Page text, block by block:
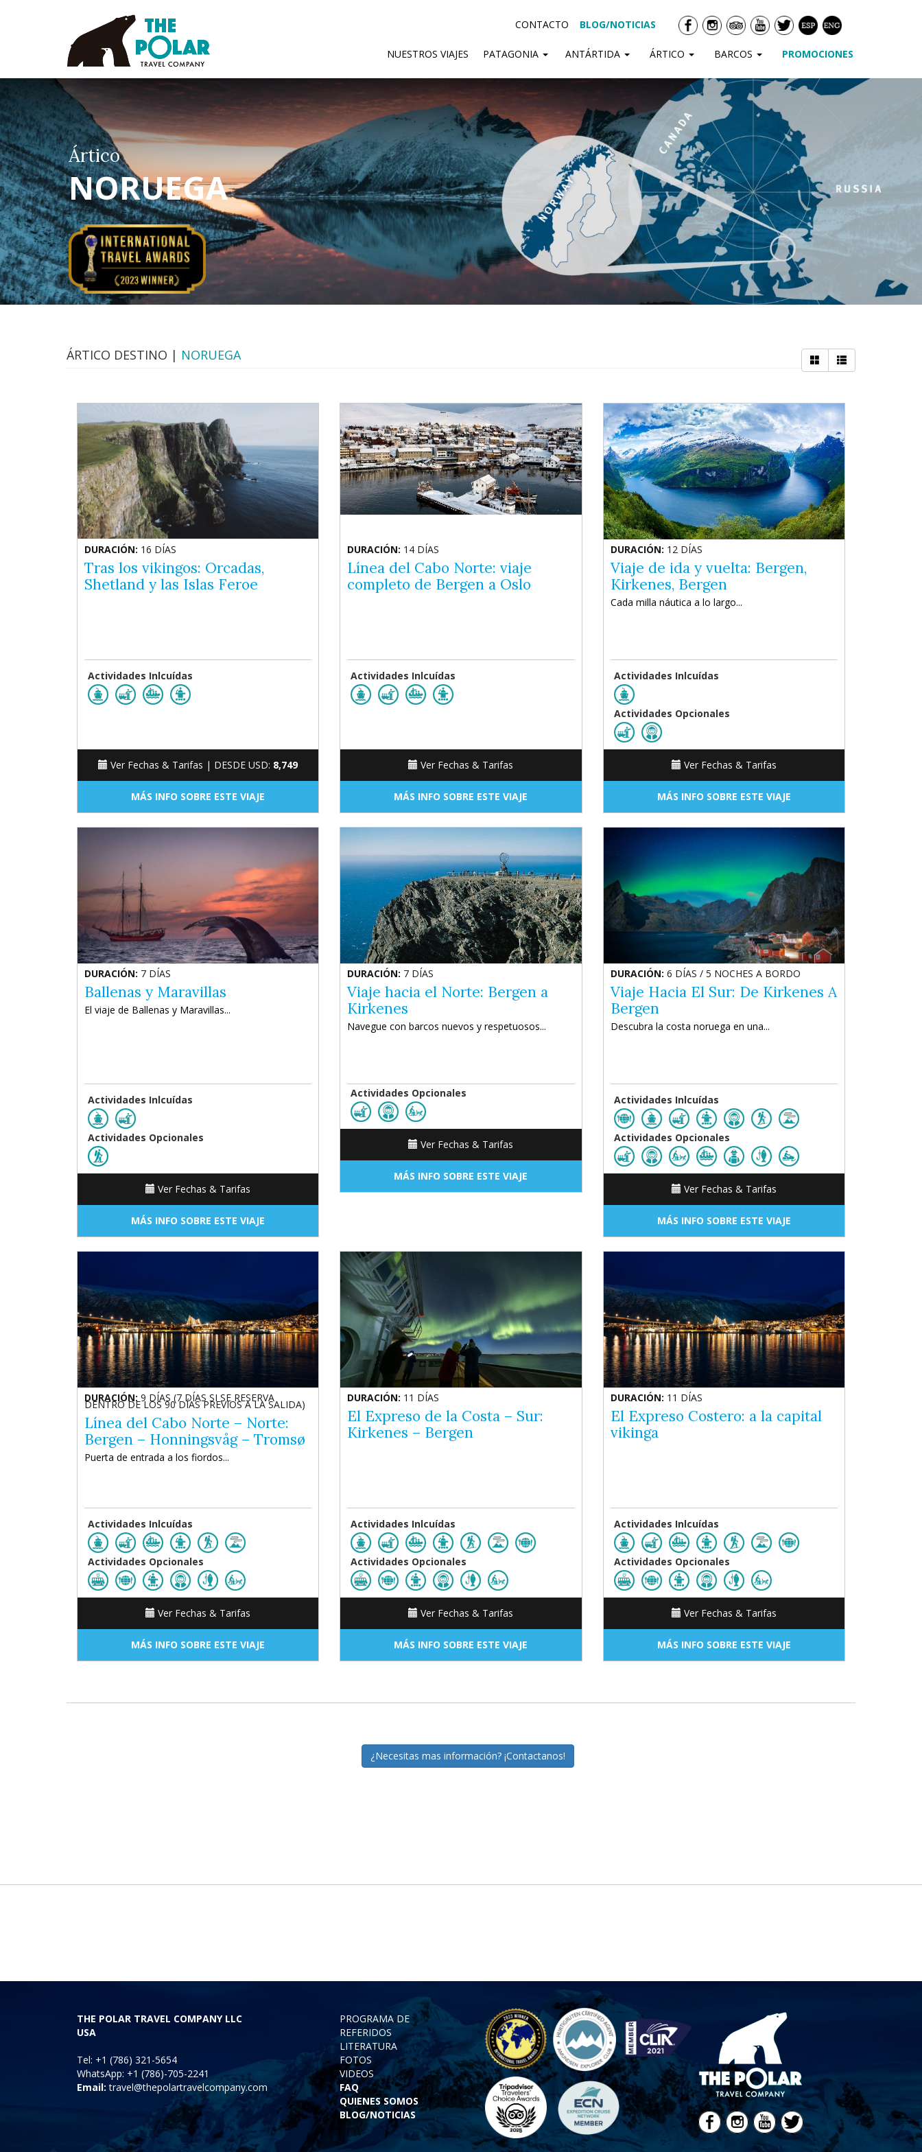
CONTACTO BLOG/NOTICIAS
NUESTROS VIAJES PATAGONIA ANTÁRTIDA ÁRTICO BARCOS PROMOCIONES
Ártico
NORUEGA
ÁRTICO DESTINO | NORUEGA
DURACIÓN: 16 DÍAS
Tras los vikingos: Orcadas,
Shetland y las Islas Feroe
Actividades Inlcuídas
Ver Fechas & Tarifas | DESDE USD: 8,749
MÁS INFO SOBRE ESTE VIAJE
DURACIÓN: 14 DÍAS
Línea del Cabo Norte: viaje
completo de Bergen a Oslo
Actividades Inlcuídas
Ver Fechas & Tarifas
MÁS INFO SOBRE ESTE VIAJE
DURACIÓN: 12 DÍAS
Viaje de ida y vuelta: Bergen,
Kirkenes, Bergen
Cada milla náutica a lo largo...
Actividades Inlcuídas
Actividades Opcionales
Ver Fechas & Tarifas
MÁS INFO SOBRE ESTE VIAJE
DURACIÓN: 7 DÍAS
Ballenas y Maravillas
El viaje de Ballenas y Maravillas...
Actividades Inlcuídas
Actividades Opcionales
Ver Fechas & Tarifas
MÁS INFO SOBRE ESTE VIAJE
DURACIÓN: 7 DÍAS
Viaje hacia el Norte: Bergen a
Kirkenes
Navegue con barcos nuevos y respetuosos...
Actividades Opcionales
Ver Fechas & Tarifas
MÁS INFO SOBRE ESTE VIAJE
DURACIÓN: 6 DÍAS / 5 NOCHES A BORDO
Viaje Hacia El Sur: De Kirkenes A
Bergen
Descubra la costa noruega en una...
Actividades Inlcuídas
Actividades Opcionales
Ver Fechas & Tarifas
MÁS INFO SOBRE ESTE VIAJE
DURACIÓN: 9 DÍAS (7 DÍAS SI SE RESERVA
DENTRO DE LOS 90 DÍAS PREVIOS A LA SALIDA)
Línea del Cabo Norte – Norte:
Bergen – Honningsvåg – Tromsø
Puerta de entrada a los fiordos...
Actividades Inlcuídas
Actividades Opcionales
Ver Fechas & Tarifas
MÁS INFO SOBRE ESTE VIAJE
DURACIÓN: 11 DÍAS
El Expreso de la Costa – Sur:
Kirkenes – Bergen
Actividades Inlcuídas
Actividades Opcionales
Ver Fechas & Tarifas
MÁS INFO SOBRE ESTE VIAJE
DURACIÓN: 11 DÍAS
El Expreso Costero: a la capital
vikinga
Actividades Inlcuídas
Actividades Opcionales
Ver Fechas & Tarifas
MÁS INFO SOBRE ESTE VIAJE
¿Necesitas mas información? ¡Contactanos!
THE POLAR TRAVEL COMPANY LLC
USA
Tel: +1 (786) 321-5654
WhatsApp: +1 (786)-705-2241
Email: travel@thepolartravelcompany.com
PROGRAMA DE
REFERIDOS
LITERATURA
FOTOS
VIDEOS
FAQ
QUIENES SOMOS
BLOG/NOTICIAS